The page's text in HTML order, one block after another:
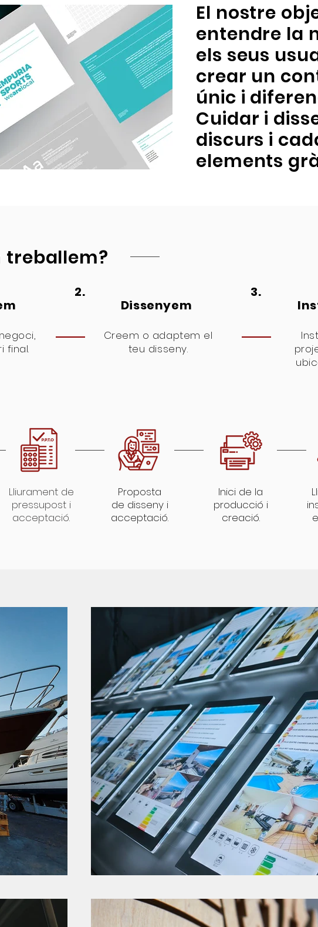
El nostre
entendre la
els seus
crear un
únic i
Cuidar i
discurs i
elements
treballem?
2.
Dissenyem
3.
final.
Creem o adaptem el
teu disseny.
Lliurament de
pressupost i
acceptació.
Proposta
de disseny i
acceptació.
Inici de la
producció i
creació.